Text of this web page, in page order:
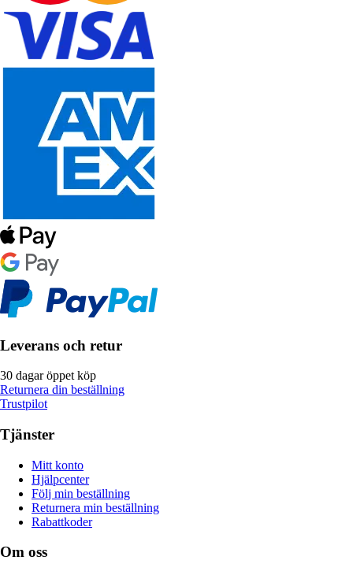
Leverans och retur
30 dagar öppet köp
Returnera din beställning
Trustpilot
Tjänster
Mitt konto
Hjälpcenter
Följ min beställning
Returnera min beställning
Rabattkoder
Om oss